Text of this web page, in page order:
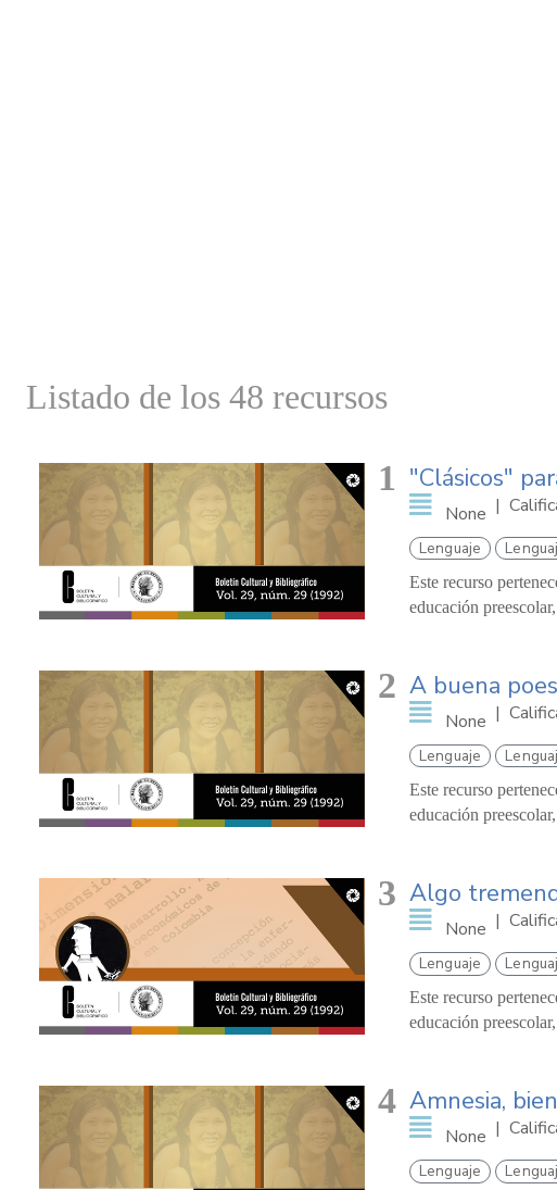
Listado de los 48 recursos
1 "Clásicos"
None |
Lenguaje
Este recurso
educación
2 A buena
None |
Lenguaje
Este recurso
educación
3 Algo
None |
Lenguaje
Este recurso
educación
4 Amnesia,
None |
Lenguaje